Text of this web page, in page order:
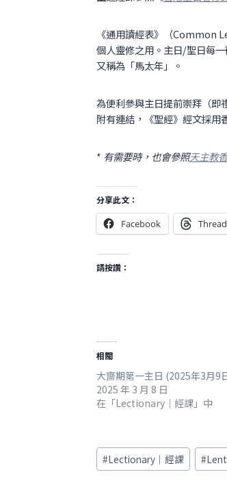
《通用讀經表》（Common
個人靈修之用。主日/聖日每
又稱為「馬太年」。
為便利參與主日提前崇拜（即
附有連結，《聖經》經文採用
* 有需要時，也會參照天主教
分享此文：
Facebook
請按讚：
相關
大齋期第一主日 (2025年3月9
2025 年 3 月 8 日
在「Lectionary｜經課」中
Post
Tags:
#Lectionary｜經課 #